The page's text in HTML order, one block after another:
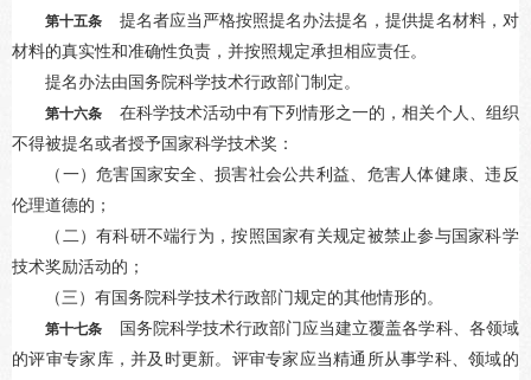
第十五条 提名者应当严格按照提名办法提名，提供提名材料，对
材料的真实性和准确性负责，并按照规定承担相应责任。
提名办法由国务院科学技术行政部门制定。
第十六条 在科学技术活动中有下列情形之一的，相关个人、组织
不得被提名或者授予国家科学技术奖：
（一）危害国家安全、损害社会公共利益、危害人体健康、违反
伦理道德的；
（二）有科研不端行为，按照国家有关规定被禁止参与国家科学
技术奖励活动的；
（三）有国务院科学技术行政部门规定的其他情形的。
第十七条 国务院科学技术行政部门应当建立覆盖各学科、各领域
的评审专家库，并及时更新。评审专家应当精通所从事学科、领域的